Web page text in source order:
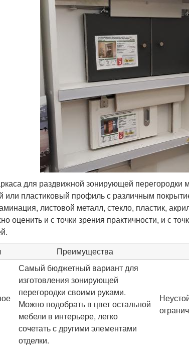
для раздвижной зонирующей
пластиковый профиль с различным
листовой металл, стекло, пластик,
оценить и с точки зрения практичности, и с
Преимущества
Самый бюджетный вариант для
изготовления зонирующей
перегородки своими руками.
Можно подобрать в цвет остальной
мебели в интерьере, легко
сочетать с другими элементами
отделки.